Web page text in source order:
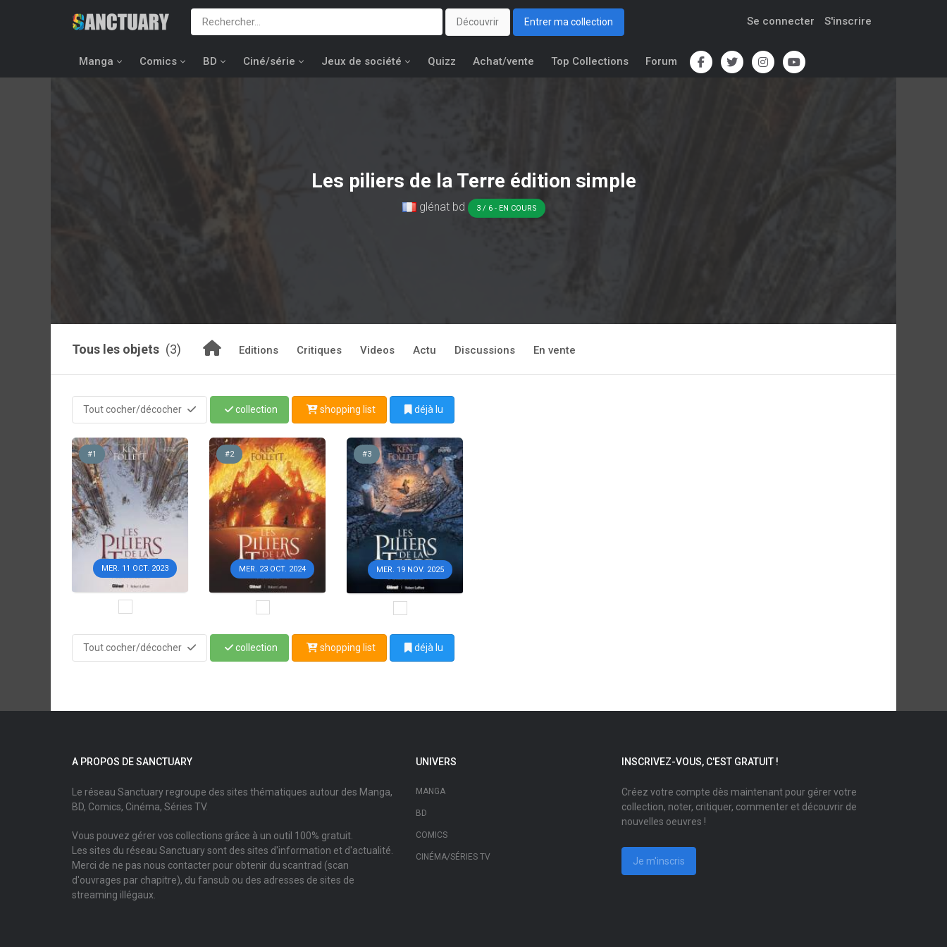
Découvrir Entrer ma collection Se connecter S'inscrire
Manga Comics BD Ciné/série Jeux de société Quizz Achat/vente Top Collections Forum
Les piliers de la Terre édition simple
glénat bd 3 / 6 - EN COURS
Tous les objets (3) Editions Critiques Videos Actu Discussions En vente
Tout cocher/décocher collection shopping list déjà lu
MER. 11 OCT. 2023
#1
MER. 23 OCT. 2024
#2
MER. 19 NOV. 2025
#3
Tout cocher/décocher collection shopping list déjà lu
A PROPOS DE SANCTUARY
Le réseau Sanctuary regroupe des sites thématiques autour des Manga,
BD, Comics, Cinéma, Séries TV.
Vous pouvez gérer vos collections grâce à un outil 100% gratuit.
Les sites du réseau Sanctuary sont des sites d'information et d'actualité.
Merci de ne pas nous contacter pour obtenir du scantrad (scan
d'ouvrages par chapitre), du fansub ou des adresses de sites de
streaming illégaux.
UNIVERS
MANGA
BD
COMICS
CINÉMA/SÉRIES TV
INSCRIVEZ-VOUS, C'EST GRATUIT !
Créez votre compte dès maintenant pour gérer votre
collection, noter, critiquer, commenter et découvrir de
nouvelles oeuvres !
Je m'inscris